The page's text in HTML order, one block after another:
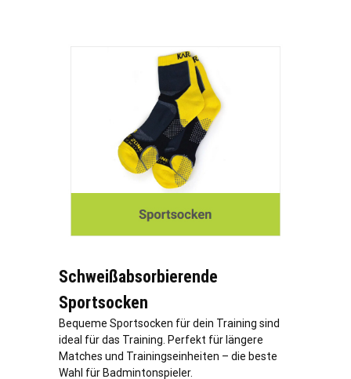
Schweißabsorbierende
Sportsocken
Bequeme Sportsocken für dein Training sind
ideal für das Training. Perfekt für längere
Matches und Trainingseinheiten – die beste
Wahl für Badmintonspieler.